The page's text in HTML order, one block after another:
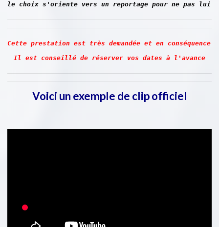
le choix s'oriente vers un reportage pour ne pas lui
Cette prestation est très demandée et en
Il est conseillé de réserver vos dates à l'avance
Voici un exemple de clip officiel